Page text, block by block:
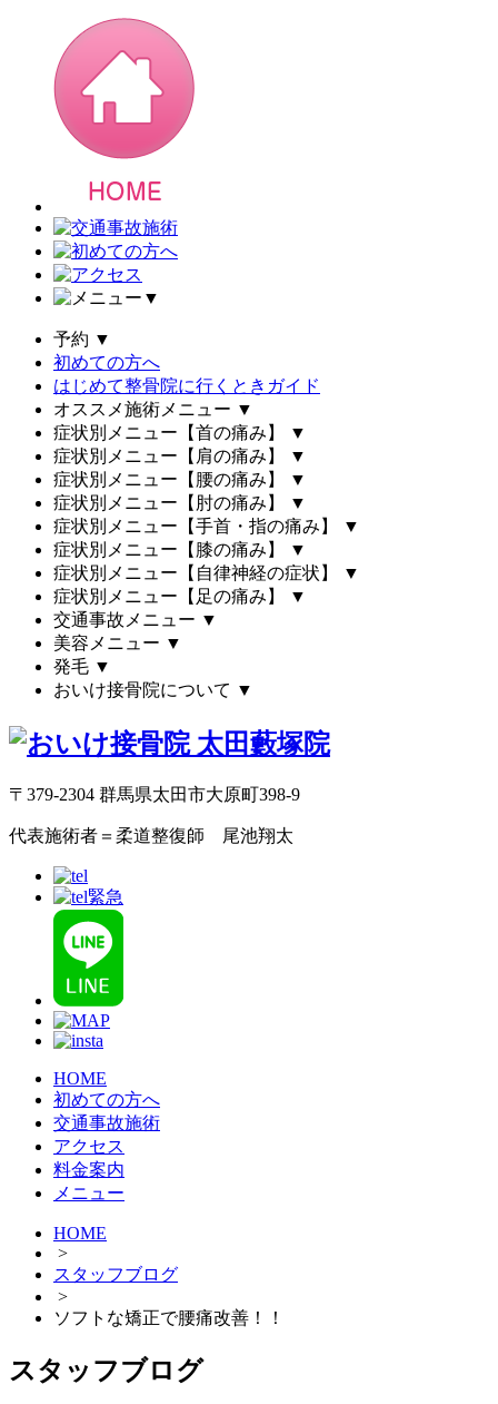
▼
予約 ▼
初めての方へ
はじめて整骨院に行くときガイド
オススメ施術メニュー ▼
症状別メニュー【首の痛み】
▼
症状別メニュー【肩の痛み】
▼
症状別メニュー【腰の痛み】
▼
症状別メニュー【肘の痛み】
▼
症状別メニュー【手首・指の痛み】
▼
症状別メニュー【膝の痛み】
▼
症状別メニュー【自律神経の症状】
▼
症状別メニュー【足の痛み】
▼
交通事故メニュー ▼
美容メニュー ▼
発毛 ▼
おいけ接骨院について ▼
〒379-2304 群馬県太田市大原町398-9
代表施術者＝柔道整復師 尾池翔太
HOME
初めての方へ
交通事故施術
アクセス
料金案内
メニュー
HOME
>
スタッフブログ
>
ソフトな矯正で腰痛改善！！
スタッフブログ